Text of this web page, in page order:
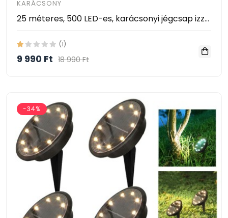
KARÁCSONY
25 méteres, 500 LED-es, karácsonyi jégcsap izzósor, sziporkázó fényfüzér, meleg fehér fénnyel
(1)
9 990 Ft 18 990 Ft
-34%